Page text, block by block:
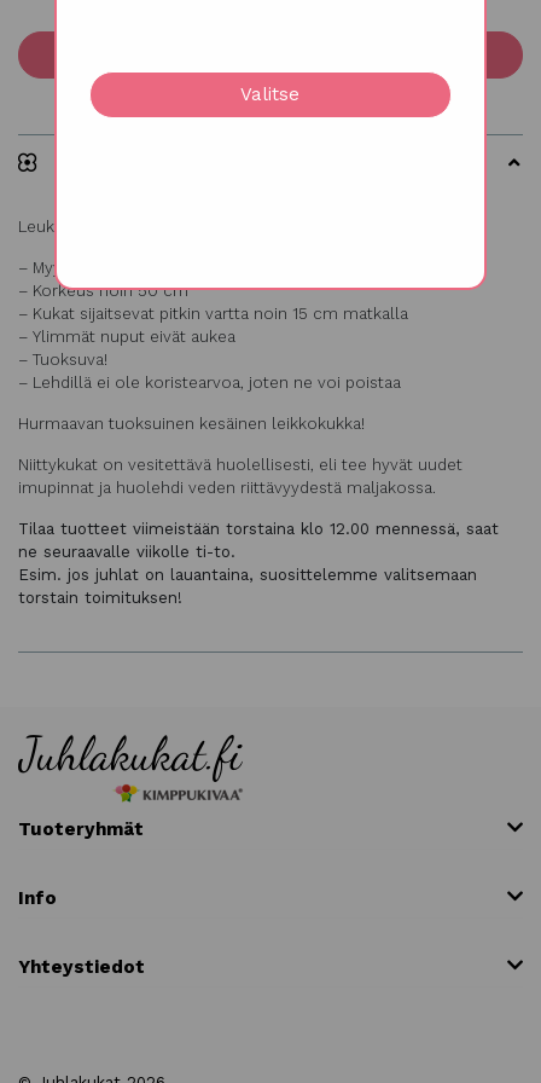
Valitse
Leukoija, Matthiola incana
– Myydään 10 oksan nipussa
– Korkeus noin 50 cm
– Kukat sijaitsevat pitkin vartta noin 15 cm matkalla
– Ylimmät nuput eivät aukea
– Tuoksuva!
– Lehdillä ei ole koristearvoa, joten ne voi poistaa
Hurmaavan tuoksuinen kesäinen leikkokukka!
Niittykukat on vesitettävä huolellisesti, eli tee hyvät uudet
imupinnat ja huolehdi veden riittävyydestä maljakossa.
Tilaa tuotteet viimeistään torstaina klo 12.00 mennessä, saat
ne seuraavalle viikolle ti-to.
Esim. jos juhlat on lauantaina, suosittelemme valitsemaan
torstain toimituksen!
Tuoteryhmät
Info
Yhteystiedot